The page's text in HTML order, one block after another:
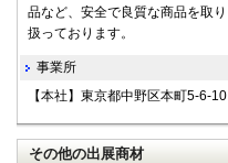
品など、安全で良質な商品を取り
扱っております。
事業所
【本社】東京都中野区本町5-6-10
その他の出展商材